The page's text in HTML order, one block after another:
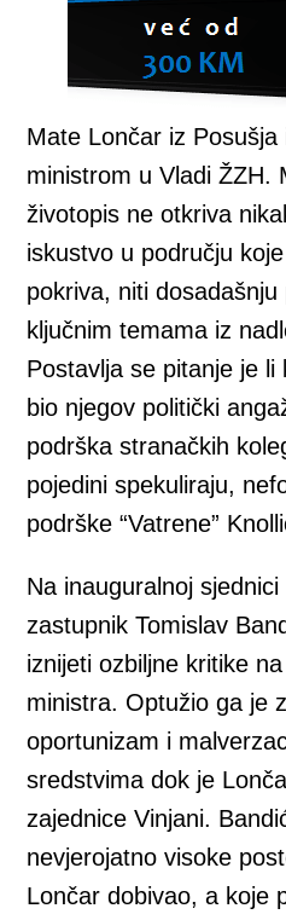
Mate Lončar iz Posušja
ministrom u Vladi ŽZH.
životopis ne otkriva
iskustvo u području
pokriva, niti
ključnim temama iz
Postavlja se pitanje je li
bio njegov politički
podrška stranačkih
pojedini spekuliraju,
podrške “Vatrene”
Na inauguralnoj
zastupnik Tomislav
iznijeti ozbiljne kritike
ministra. Optužio ga je
oportunizam i
sredstvima dok je
zajednice Vinjani.
nevjerojatno visoke
Lončar dobivao, a koje